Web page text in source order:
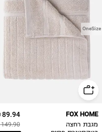
OneSize
89.94 ₪
149.90 ₪
FOX HOME
מגבת רחצה